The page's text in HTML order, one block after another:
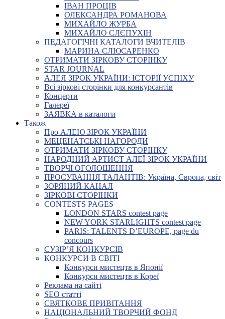
ІВАН ПРОЦІВ
ОЛЕКСАНДРА РОМАНОВА
МИХАЙЛО ЖУРБА
МИХАЙЛО СЛЄПУХІН
ПЕДАГОГІЧНІ КАТАЛОГИ ВЧИТЕЛІВ
МАРИНА СЛЮСАРЕНКО
ОТРИМАТИ ЗІРКОВУ СТОРІНКУ
STAR JOURNAL
АЛЕЯ ЗІРОК УКРАЇНИ: ІСТОРІЇ УСПІХУ
Всі зіркові сторінки для конкурсантів
Концерти
Галереї
ЗАЯВКА в каталоги
Також
Про АЛЕЮ ЗІРОК УКРАЇНИ
МЕЦЕНАТСЬКІ НАГОРОДИ
ОТРИМАТИ ЗІРКОВУ СТОРІНКУ
НАРОДНИЙ АРТИСТ АЛЕЇ ЗІРОК УКРАЇНИ
ТВОРЧІ ОГОЛОШЕННЯ
ПРОСУВАННЯ ТАЛАНТІВ: Україна, Європа, світ
ЗОРЯНИЙ КАНАЛ
ЗІРКОВІ СТОРІНКИ
CONTESTS PAGES
LONDON STARS contest page
NEW YORK STARLIGHTS contest page
PARIS: TALENTS D’EUROPE, page du
concours
СУЗІР’Я КОНКУРСІВ
КОНКУРСИ В СВІТІ
Конкурси мистецтв в Японії
Конкурси мистецтв в Кореї
Реклама на сайті
SEO статті
СВЯТКОВЕ ПРИВІТАННЯ
НАЦІОНАЛЬНИЙ ТВОРЧИЙ ФОНД